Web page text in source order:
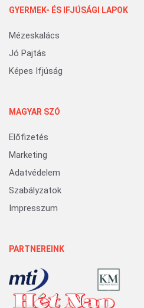
GYERMEK- ÉS IFJÚSÁGI LAPOK
Mézeskalács
Jó Pajtás
Képes Ifjúság
MAGYAR SZÓ
Előfizetés
Marketing
Adatvédelem
Szabályzatok
Impresszum
PARTNEREINK